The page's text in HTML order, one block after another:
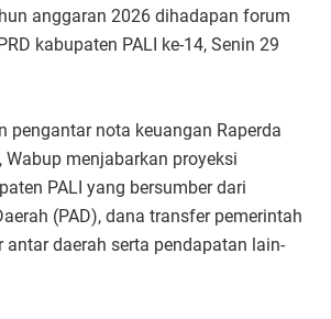
anggaran 2026 dihadapan forum
kabupaten PALI ke-14, Senin 29
pengantar nota keuangan Raperda
Wabup menjabarkan proyeksi
PALI yang bersumber dari
(PAD), dana transfer pemerintah
antar daerah serta pendapatan lain-